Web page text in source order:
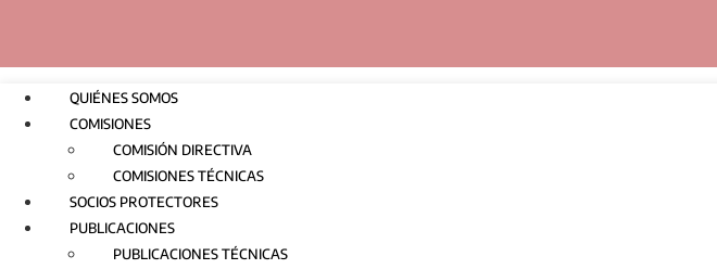
QUIÉNES SOMOS
COMISIONES
COMISIÓN DIRECTIVA
COMISIONES TÉCNICAS
SOCIOS PROTECTORES
PUBLICACIONES
PUBLICACIONES TÉCNICAS